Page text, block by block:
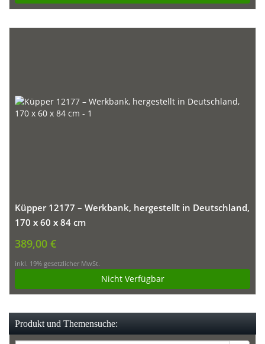
Küpper 12177 – Werkbank, hergestellt in Deutschland,
170 x 60 x 84 cm
389,00 €
inkl. 19% gesetzlicher MwSt.
Nicht Verfügbar
Produkt und Themensuche: